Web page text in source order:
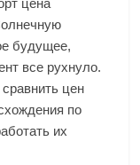
цена
будущее,
все рухнуло.
цен
по
их